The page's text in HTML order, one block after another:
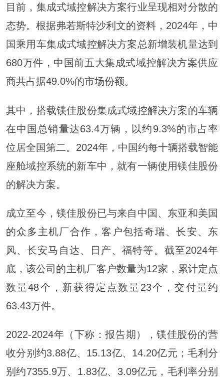
目前，集成式域控解决方案行业呈现相对分散的
态势。根据弗若斯特沙利文的资料，2024年，中
国乘用车集成式域控解决方案总新增装机量达到
680万件，中国前五大集成式域控解决方案供应
商共占据49.0%的市场份额。
其中，搭载镁佳股份集成式域控解决方案的车辆
在中国总销量达63.4万辆，以约9.3%的市占率
位居全国第二。2024年，中国约每十辆搭载智能
座舱域控系统的新车中，就有一辆使用镁佳股份
的解决方案。
成立至今，镁佳股份已与来自中国、东亚和美国
的众多主机厂合作，客户包括奇瑞、长安、东
风、长安马自达、日产、福特等。截至2024年
底，该公司的主机厂客户数量为12家，累计定点
数量48个，新获得定点数量23个，交付量约
63.43万件。
2022-2024年（下称：报告期），镁佳股份的营
收分别约3.88亿、15.13亿、14.20亿元；毛利分
别约7355.9万、1.83亿、3.09亿元，毛利率分别